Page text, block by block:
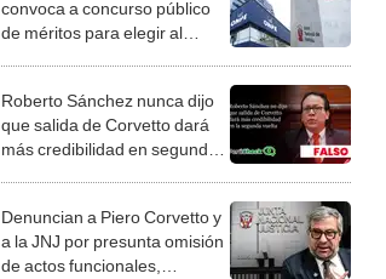
convoca a concurso público
de méritos para elegir al
Roberto Sánchez nunca dijo
que salida de Corvetto dará
más credibilidad en segunda
Denuncian a Piero Corvetto y
a la JNJ por presunta omisión
de actos funcionales,